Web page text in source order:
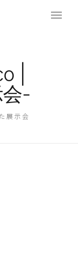
|
-
展示会